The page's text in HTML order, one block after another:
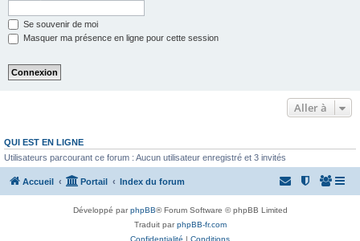
Se souvenir de moi
Masquer ma présence en ligne pour cette session
Aller à
QUI EST EN LIGNE
Utilisateurs parcourant ce forum : Aucun utilisateur enregistré et 3 invités
Accueil Portail Index du forum
Développé parphpBB® Forum Software © phpBB Limited
Traduit parphpBB-fr.com
Confidentialité | Conditions